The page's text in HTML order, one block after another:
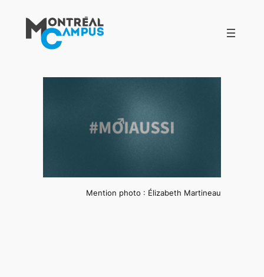
contenu
Mention photo : Élizabeth Martineau